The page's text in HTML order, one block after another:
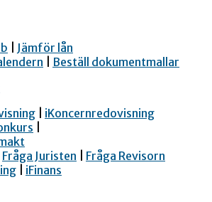
Jämför lån
Beställ dokumentmallar
iKoncernredovisning
Fråga Juristen
Fråga Revisorn
iFinans